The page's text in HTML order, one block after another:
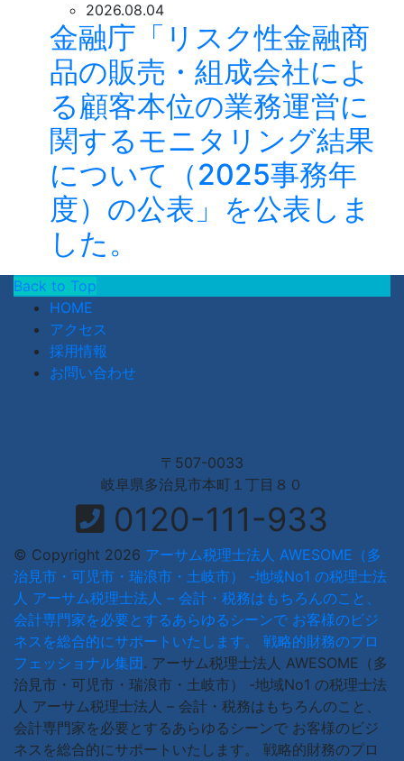
2026.08.04
金融庁「リスク性金融商
品の販売・組成会社によ
る顧客本位の業務運営に
関するモニタリング結果
について（2025事務年
度）の公表」を公表しま
した。
Back to Top
HOME
アクセス
採用情報
お問い合わせ
〒507-0033
岐阜県多治見市本町１丁目８０
0120-111-933
© Copyright 2026 アーサム税理士法人 AWESOME（多
治見市・可児市・瑞浪市・土岐市） -地域No1 の税理士法
人 アーサム税理士法人 – 会計・税務はもちろんのこと、
会計専門家を必要とするあらゆるシーンで お客様のビジ
ネスを総合的にサポートいたします。 戦略的財務のプロ
フェッショナル集団. アーサム税理士法人 AWESOME（多
治見市・可児市・瑞浪市・土岐市） -地域No1 の税理士法
人 アーサム税理士法人 – 会計・税務はもちろんのこと、
会計専門家を必要とするあらゆるシーンで お客様のビジ
ネスを総合的にサポートいたします。 戦略的財務のプロ